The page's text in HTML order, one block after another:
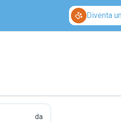
Diventa
da